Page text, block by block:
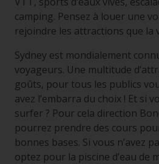
camping. Pensez à louer une
rejoindre les attractions que la
Sydney est mondialement
voyageurs. Une multitude
goûts, pour tous les publics
avez l’embarra du choix ! Et si
surfer ? Pour cela direction
pourrez prendre des cours
bonnes bases. Si vous n’avez
optez pour la piscine d’eau de